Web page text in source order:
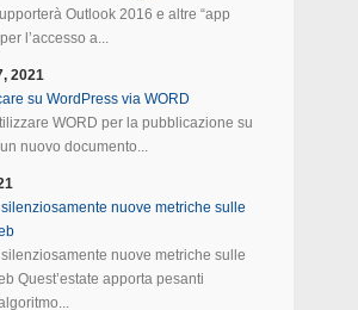
Outlook 2016 e altre “app
l’accesso a...
2021
su WordPress via WORD
WORD per la pubblicazione su
nuovo documento...
nuove metriche sulle
nuove metriche sulle
Quest’estate apporta pesanti